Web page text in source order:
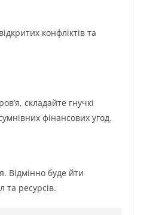
конфліктів та
складайте гнучкі
фінансових угод.
Відмінно буде йти
та ресурсів.